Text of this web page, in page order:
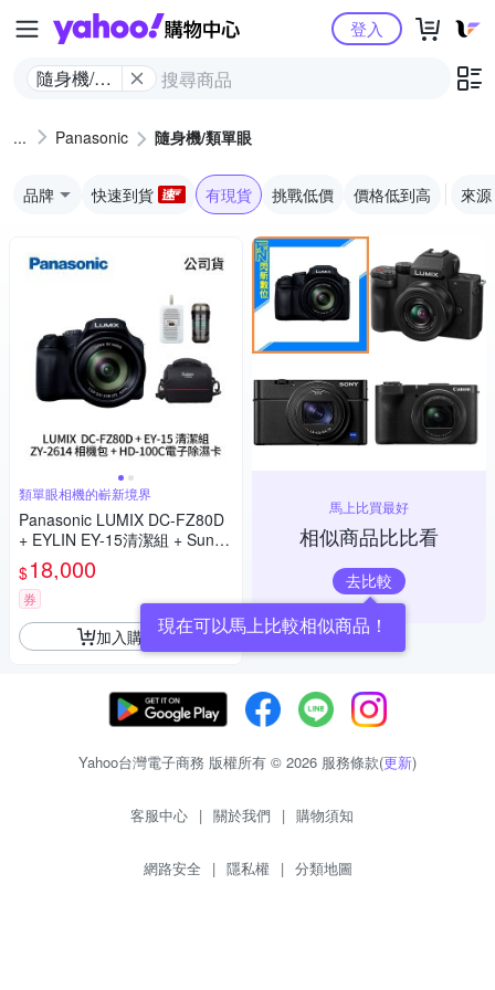
Yahoo購物中心
隨身機/類
登入
Panasonic 隨身機/類單眼
品牌 快速到貨 有現貨 挑戰低價 價格低到高 來源
類單眼相機的嶄新境界
Panasonic LUMIX DC-FZ80D
+ EYLIN EY-15清潔組 + SunLi
ght ZY-2614相機包 + EirMai 銳
瑪 HD-100C電子除濕卡 FZ80
D (公司貨)
$18,000
券
加入購物車
馬上比買最好
相似商品比比看
去比較
現在可以馬上比較相似商品！
Yahoo台灣電子商務 版權所有 © 2026 服務條款(更新)
客服中心 | 關於我們 | 購物須知
網路安全 | 隱私權 | 分類地圖